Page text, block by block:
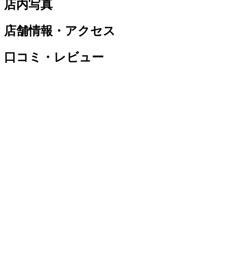
店内写真
店舗情報・アクセス
口コミ・レビュー